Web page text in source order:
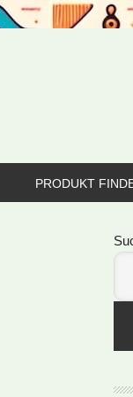
PRODUKT